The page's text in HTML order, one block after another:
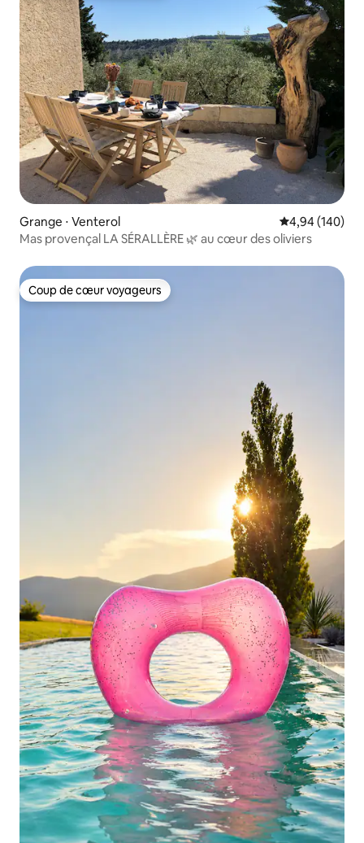
Grange ⋅ Venterol Évaluation
4,94 (140)
Mas provençal LA SÉRALLÈRE 🌿 au cœur des oliviers
Coup de cœur voyageurs
Coup de cœur voyageurs